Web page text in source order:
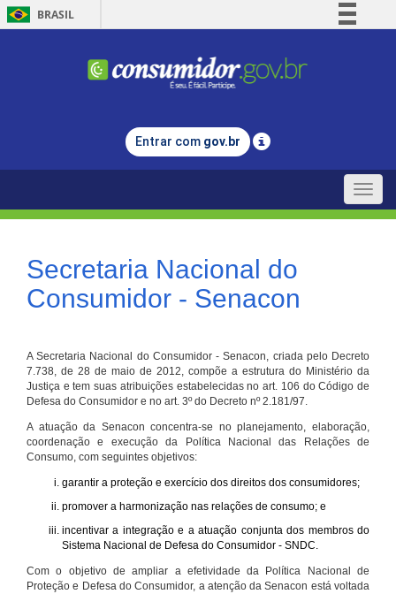
BRASIL
Comunica BR
Legislação
Entrar com gov.br
Toggle
Secretaria Nacional do
Consumidor - Senacon
A Secretaria Nacional do Consumidor - Senacon, criada pelo Decreto
7.738, de 28 de maio de 2012, compõe a estrutura do Ministério da
Justiça e tem suas atribuições estabelecidas no art. 106 do Código de
Defesa do Consumidor e no art. 3º do Decreto nº 2.181/97.
A atuação da Senacon concentra-se no planejamento, elaboração,
coordenação e execução da Política Nacional das Relações de
Consumo, com seguintes objetivos:
garantir a proteção e exercício dos direitos dos consumidores;
promover a harmonização nas relações de consumo; e
incentivar a integração e a atuação conjunta dos membros do
Sistema Nacional de Defesa do Consumidor - SNDC.
Com o objetivo de ampliar a efetividade da Política Nacional de
Proteção e Defesa do Consumidor, a atenção da Senacon está voltada